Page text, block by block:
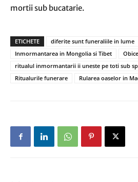
mortii sub bucatarie.
ETICHETE
diferite sunt funeraliile in lume
Inmormantarea in Mongolia si Tibet
ritualul inmormantarii ii uneste pe toti sub
Ritualurile funerare
Rularea oaselor in